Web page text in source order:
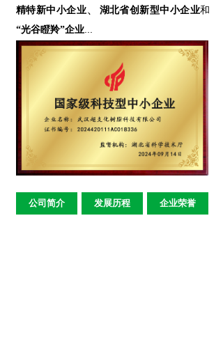
发展历程
公司简介 企业荣誉
精特新中小企业、 湖北省创新型中小企业和
“光谷瞪羚”企业